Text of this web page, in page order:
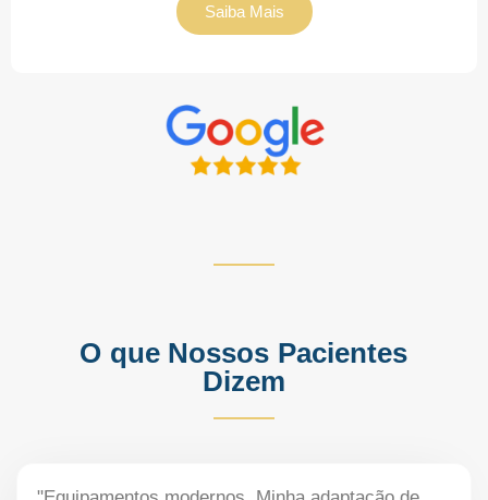
Saiba Mais
O que Nossos Pacientes
Dizem